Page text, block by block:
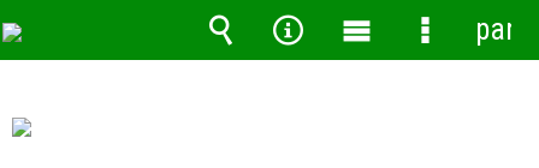
Wyszukiwarka
Narzędzia
MenuMenu